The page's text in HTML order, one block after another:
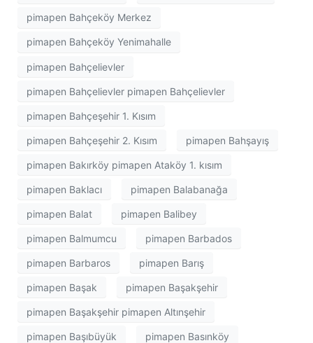
pimapen Bahçeköy Merkez
pimapen Bahçeköy Yenimahalle
pimapen Bahçelievler
pimapen Bahçelievler pimapen Bahçelievler
pimapen Bahçeşehir 1. Kısım
pimapen Bahçeşehir 2. Kısım pimapen Bahşayış
pimapen Bakırköy pimapen Ataköy 1. kısım
pimapen Baklacı pimapen Balabanağa
pimapen Balat pimapen Balibey
pimapen Balmumcu pimapen Barbados
pimapen Barbaros pimapen Barış
pimapen Başak pimapen Başakşehir
pimapen Başakşehir pimapen Altınşehir
pimapen Başıbüyük pimapen Basınköy